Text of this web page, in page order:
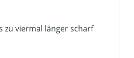
zu viermal länger scharf